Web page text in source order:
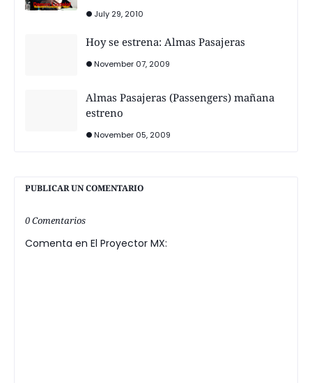
July 29, 2010
Hoy se estrena: Almas Pasajeras
November 07, 2009
Almas Pasajeras (Passengers) mañana
estreno
November 05, 2009
PUBLICAR UN COMENTARIO
0 Comentarios
Comenta en El Proyector MX: